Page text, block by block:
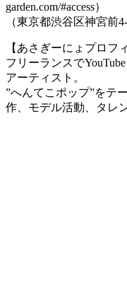
garden.com/#access）
（東京都渋谷区神宮前4-
【あさぎーにょプロフ
フリーランスで
アーティスト。
”へんてこポップ”をテ
作、モデル活動、タレ